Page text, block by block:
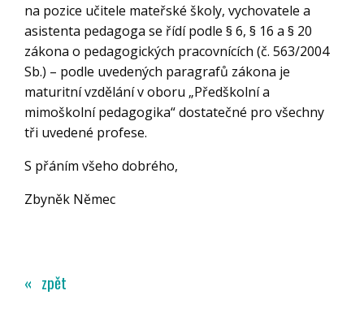
na pozice učitele mateřské školy, vychovatele a
asistenta pedagoga se řídí podle § 6, § 16 a § 20
zákona o pedagogických pracovnících (č. 563/2004
Sb.) – podle uvedených paragrafů zákona je
maturitní vzdělání v oboru „Předškolní a
mimoškolní pedagogika“ dostatečné pro všechny
tři uvedené profese.
S přáním všeho dobrého,
Zbyněk Němec
« zpět